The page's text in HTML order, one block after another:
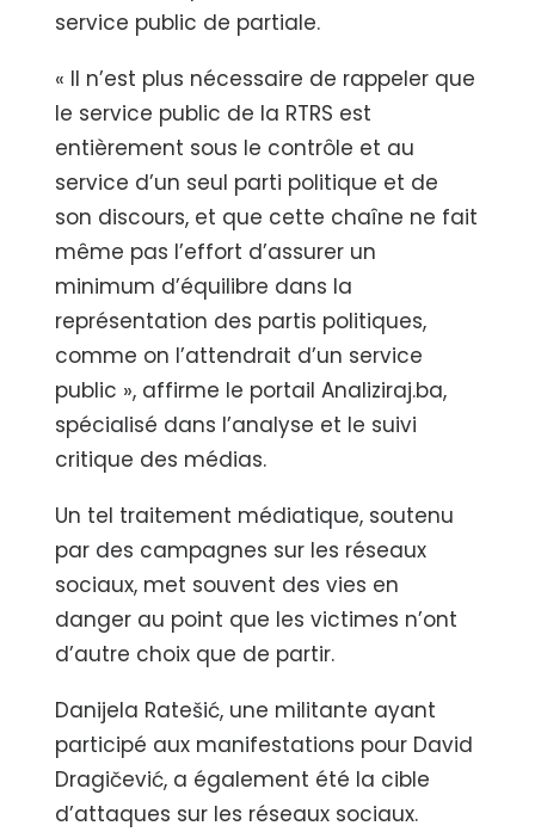
service public de partiale.
« Il n’est plus nécessaire de rappeler que
le service public de la RTRS est
entièrement sous le contrôle et au
service d’un seul parti politique et de
son discours, et que cette chaîne ne fait
même pas l’effort d’assurer un
minimum d’équilibre dans la
représentation des partis politiques,
comme on l’attendrait d’un service
public », affirme le portail Analiziraj.ba,
spécialisé dans l’analyse et le suivi
critique des médias.
Un tel traitement médiatique, soutenu
par des campagnes sur les réseaux
sociaux, met souvent des vies en
danger au point que les victimes n’ont
d’autre choix que de partir.
Danijela Ratešić, une militante ayant
participé aux manifestations pour David
Dragičević, a également été la cible
d’attaques sur les réseaux sociaux.